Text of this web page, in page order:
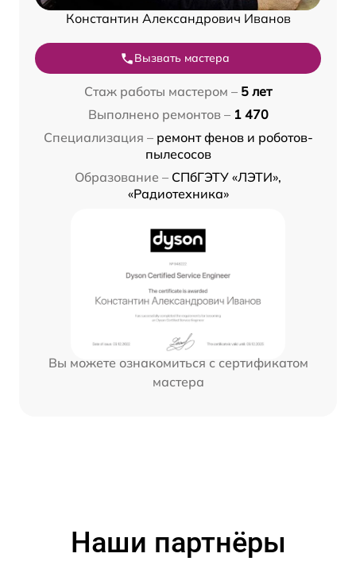
Константин Александрович Иванов
Вызвать мастера
Стаж работы мастером – 5 лет
Выполнено ремонтов – 1 470
Специализация – ремонт фенов и роботов-
пылесосов
Образование – СПбГЭТУ «ЛЭТИ»,
«Радиотехника»
Вы можете ознакомиться с сертификатом
мастера
Наши партнёры